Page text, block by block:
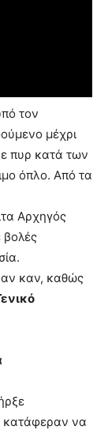
τον
μέχρι
πυρ κατά των
όπλο. Από τα
Αρχηγός
βολές
καν, καθώς
κατάφεραν να